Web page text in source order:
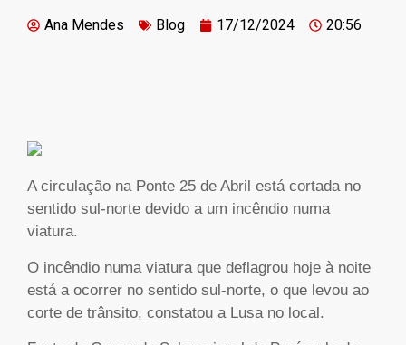
Ana Mendes Blog 17/12/2024 20:56
A circulação na Ponte 25 de Abril está cortada no
sentido sul-norte devido a um incêndio numa
viatura.
O incêndio numa viatura que deflagrou hoje à noite
está a ocorrer no sentido sul-norte, o que levou ao
corte de trânsito, constatou a Lusa no local.